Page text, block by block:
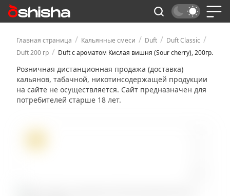
Главная страница / Кальянные смеси / Duft / Duft Classic /
Duft 200 гр / Duft с ароматом Кислая вишня (Sour cherry), 200гр.
Розничная дистанционная продажа (доставка)
кальянов, табачной, никотинсодержащей продукции
на сайте не осуществляется. Сайт предназначен для
потребителей старше 18 лет.